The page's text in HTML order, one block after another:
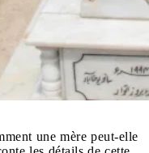
une mère peut-elle